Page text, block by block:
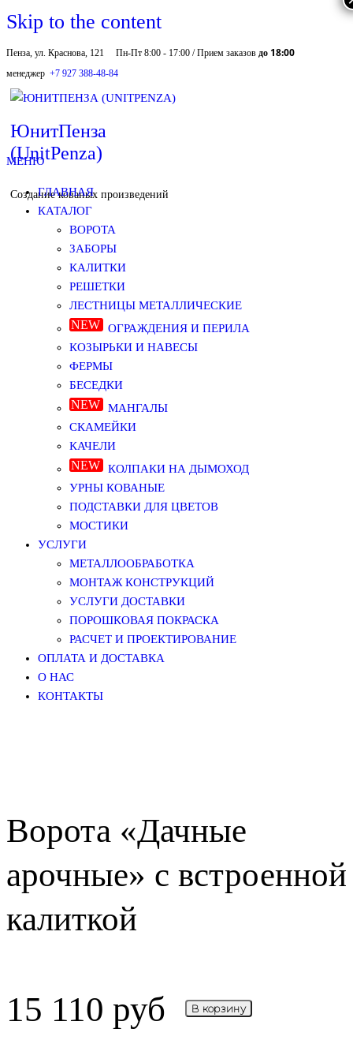
Skip to the content
Пенза, ул. Краснова, 121 Пн-Пт 8:00 - 17:00 / Прием заказов до 18:00
менеджер +7 927 388-48-84
ЮнитПенза
(UnitPenza)
Создание кованых произведений
МЕНЮ
ГЛАВНАЯ
КАТАЛОГ
ВОРОТА
ЗАБОРЫ
КАЛИТКИ
РЕШЕТКИ
ЛЕСТНИЦЫ МЕТАЛЛИЧЕСКИЕ
ОГРАЖДЕНИЯ И ПЕРИЛА
КОЗЫРЬКИ И НАВЕСЫ
ФЕРМЫ
БЕСЕДКИ
МАНГАЛЫ
СКАМЕЙКИ
КАЧЕЛИ
КОЛПАКИ НА ДЫМОХОД
УРНЫ КОВАНЫЕ
ПОДСТАВКИ ДЛЯ ЦВЕТОВ
МОСТИКИ
УСЛУГИ
МЕТАЛЛООБРАБОТКА
МОНТАЖ КОНСТРУКЦИЙ
УСЛУГИ ДОСТАВКИ
ПОРОШКОВАЯ ПОКРАСКА
РАСЧЕТ И ПРОЕКТИРОВАНИЕ
ОПЛАТА И ДОСТАВКА
О НАС
КОНТАКТЫ
Ворота «Дачные
арочные» с встроенной
калиткой
15 110 руб В корзину